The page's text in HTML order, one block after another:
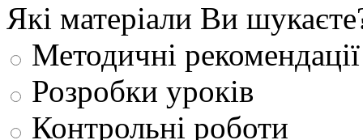
Які матеріали Ви
Методичні рекомендації
Розробки уроків
Контрольні роботи